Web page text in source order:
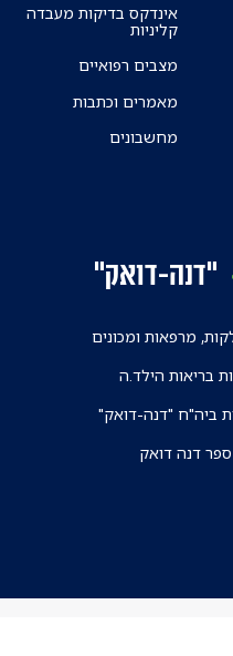
אינדקס בדיקות מעבדה
קליניות
מצבים רפואיים
מאמרים וכתבות
מחשבונים
"דנה-דואק"
מרפאות ומכונים
בריאות הילד.ה
ביה"ח "דנה-דואק"
דנה דואק